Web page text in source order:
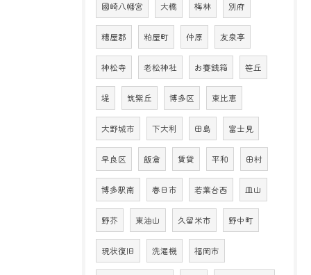
國崎八幡宮 大橋 梅林 別府
糟屋郡 粕屋町 仲原 友泉亭
神松寺 老松神社 お賽銭箱 笹丘
堤 筑紫丘 博多区 東比恵
大野城市 下大利 田島 富士見
早良区 飯倉 賃貸 平和 田村
博多駅南 春日市 若葉台西 皿山
野芥 東油山 久留米市 野中町
現状復旧 洗濯機 福岡市